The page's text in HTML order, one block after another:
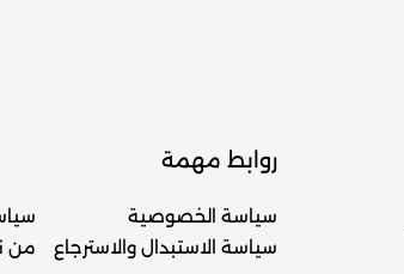
روابط مهمة
سياسة الخصوصية
سياسة الاستبدال والاسترجاع
من